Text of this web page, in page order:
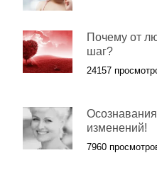
Почему от
шаг?
24157
изменений!
7960